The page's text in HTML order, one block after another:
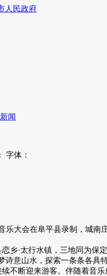
人民政府
闻
字体：
乐大会在阜平县录制，城
乡·太行水镇，三地同为
意山水，探索一条条各具
不断迎来游客。伴随着音